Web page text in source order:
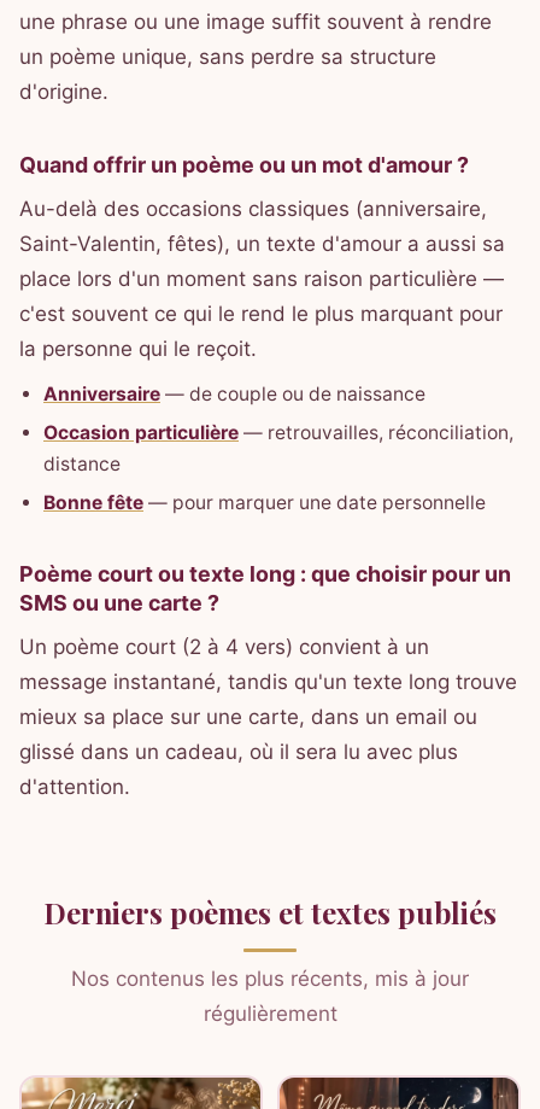
une phrase ou une image suffit souvent à rendre
un poème unique, sans perdre sa structure
d'origine.
Quand offrir un poème ou un mot d'amour ?
Au-delà des occasions classiques (anniversaire,
Saint-Valentin, fêtes), un texte d'amour a aussi sa
place lors d'un moment sans raison particulière —
c'est souvent ce qui le rend le plus marquant pour
la personne qui le reçoit.
Anniversaire — de couple ou de naissance
Occasion particulière — retrouvailles, réconciliation,
distance
Bonne fête — pour marquer une date personnelle
Poème court ou texte long : que choisir pour un
SMS ou une carte ?
Un poème court (2 à 4 vers) convient à un
message instantané, tandis qu'un texte long trouve
mieux sa place sur une carte, dans un email ou
glissé dans un cadeau, où il sera lu avec plus
d'attention.
Derniers poèmes et textes publiés
Nos contenus les plus récents, mis à jour
régulièrement